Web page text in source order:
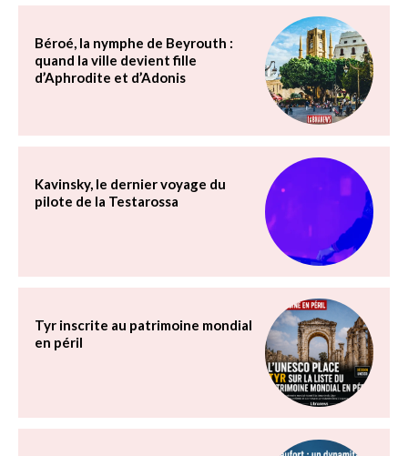
Béroé, la nymphe de Beyrouth :
quand la ville devient fille
d’Aphrodite et d’Adonis
Kavinsky, le dernier voyage du
pilote de la Testarossa
Tyr inscrite au patrimoine mondial
en péril